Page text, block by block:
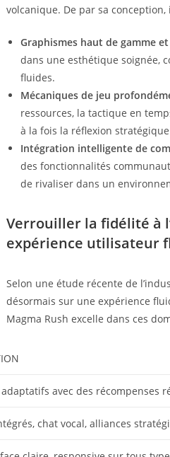
volcanique. De par sa
Graphismes haut de gamme
dans une esthétique soignée,
fluides.
Mécaniques de jeu
ressources, la tactique en
à la fois la réflexion
Intégration intelligente de
des fonctionnalités
de rivaliser dans un
Verrouiller la fidélité à
expérience utilisateur
Selon une étude récente de
désormais sur une expérience
Magma Rush excelle dans ces
adaptatifs avec des récompenses
chat vocal, alliances